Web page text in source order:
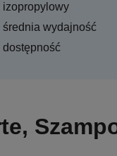
izopropylowy
średnia wydajność
dostępność